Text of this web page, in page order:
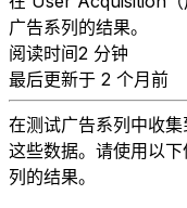
广告系列的结果。
阅读时间2 分钟
最后更新于 2 个月前
在测试广告系列中收
这些数据。请使用以
列的结果。